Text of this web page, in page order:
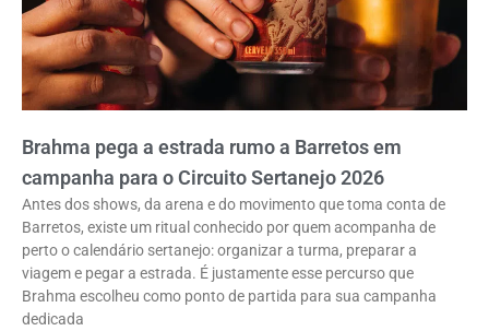
Brahma pega a estrada rumo a Barretos em
campanha para o Circuito Sertanejo 2026
Antes dos shows, da arena e do movimento que toma conta de
Barretos, existe um ritual conhecido por quem acompanha de
perto o calendário sertanejo: organizar a turma, preparar a
viagem e pegar a estrada. É justamente esse percurso que
Brahma escolheu como ponto de partida para sua campanha
dedicada